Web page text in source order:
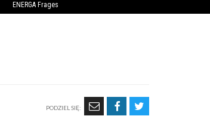
ENERGA Frages
PODZIEL SIĘ: